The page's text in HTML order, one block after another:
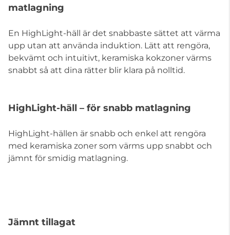
matlagning
En HighLight-häll är det snabbaste sättet att värma
upp utan att använda induktion. Lätt att rengöra,
bekvämt och intuitivt, keramiska kokzoner värms
snabbt så att dina rätter blir klara på nolltid.
HighLight-häll – för snabb matlagning
HighLight-hällen är snabb och enkel att rengöra
med keramiska zoner som värms upp snabbt och
jämnt för smidig matlagning.
Jämnt tillagat